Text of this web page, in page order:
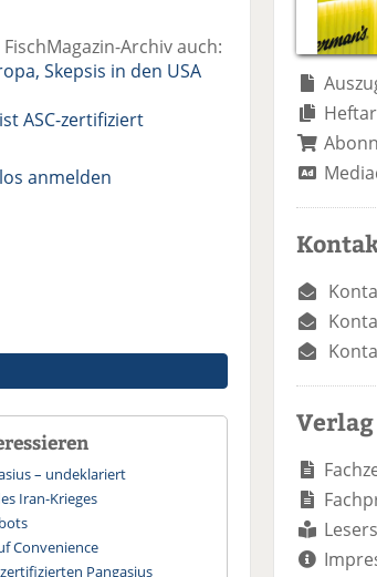
e
n
n e
n
Archiv auch:
Skepsis in den USA
ASC-zertifiziert
anmelden
– undeklariert
Iran-Krieges
Convenience
Pangasius
Verlag